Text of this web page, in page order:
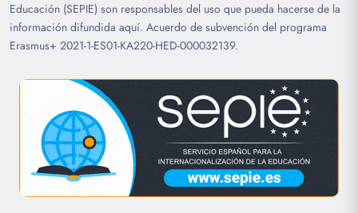
Educación (SEPIE) son responsables del uso que pueda hacerse de la
información difundida aquí. Acuerdo de subvención del programa
Erasmus+ 2021-1-ES01-KA220-HED-000032139.